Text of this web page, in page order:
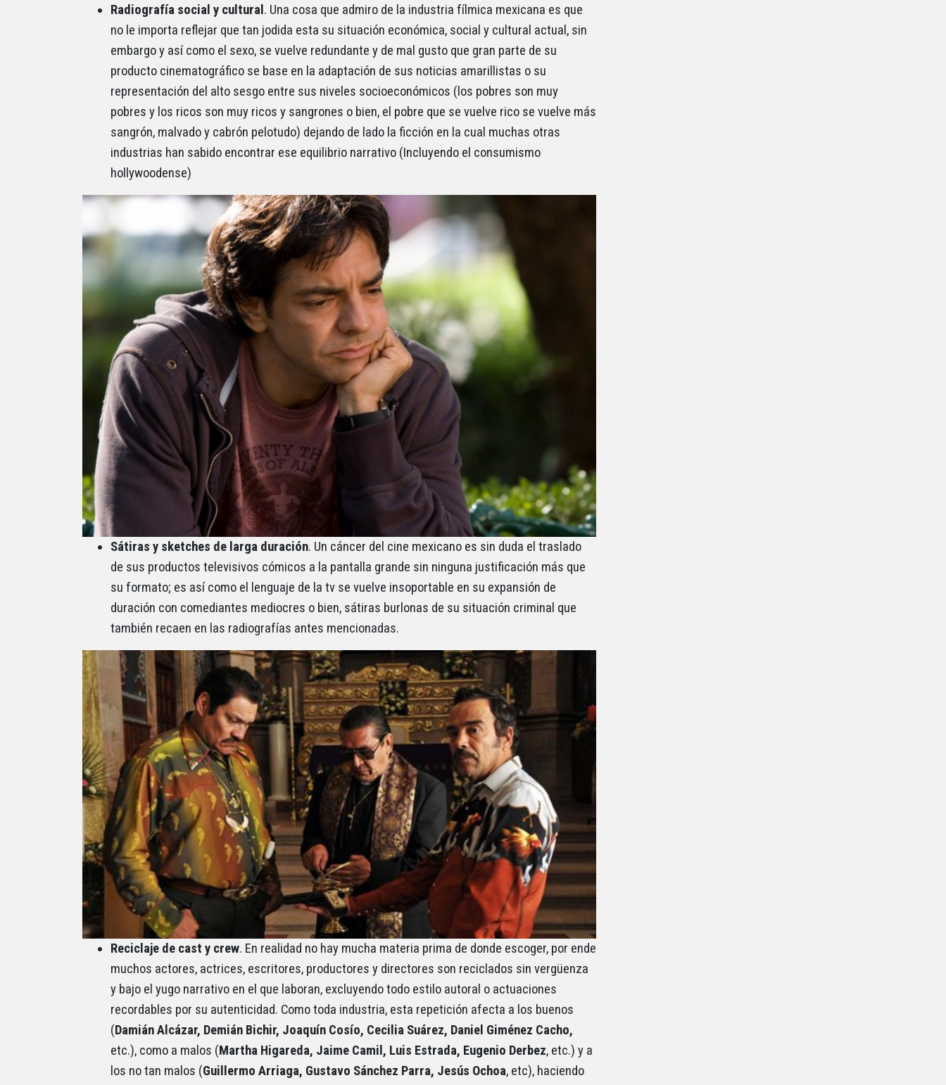
Radiografía social y cultural . Una cosa que admiro de la industria fílmica mexicana es que
no le importa reflejar que tan jodida esta su situación económica, social y cultural actual, sin
embargo y así como el sexo, se vuelve redundante y de mal gusto que gran parte de su
producto cinematográfico se base en la adaptación de sus noticias amarillistas o su
representación del alto sesgo entre sus niveles socioeconómicos (los pobres son muy
pobres y los ricos son muy ricos y sangrones o bien, el pobre que se vuelve rico se vuelve más
sangrón, malvado y cabrón pelotudo) dejando de lado la ficción en la cual muchas otras
industrias han sabido encontrar ese equilibrio narrativo (Incluyendo el consumismo
hollywoodense)
Sátiras y sketches de larga duración. Un cáncer del cine mexicano es sin duda el traslado
de sus productos televisivos cómicos a la pantalla grande sin ninguna justificación más que
su formato; es así como el lenguaje de la tv se vuelve insoportable en su expansión de
duración con comediantes mediocres o bien, sátiras burlonas de su situación criminal que
también recaen en las radiografías antes mencionadas.
Reciclaje de cast y crew. En realidad no hay mucha materia prima de donde escoger, por ende
muchos actores, actrices, escritores, productores y directores son reciclados sin vergüenza
y bajo el yugo narrativo en el que laboran, excluyendo todo estilo autoral o actuaciones
recordables por su autenticidad. Como toda industria, esta repetición afecta a los buenos
(Damián Alcázar, Demián Bichir, Joaquín Cosío, Cecilia Suárez, Daniel Giménez Cacho,
etc.), como a malos (Martha Higareda, Jaime Camil, Luis Estrada, Eugenio Derbez, etc.) y a
los no tan malos (Guillermo Arriaga, Gustavo Sánchez Parra, Jesús Ochoa, etc), haciendo